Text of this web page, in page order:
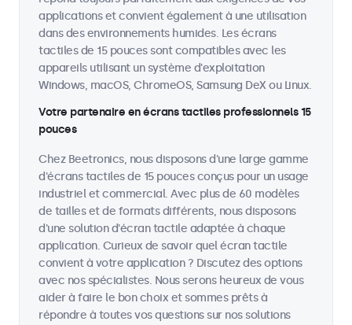
applications et convient également à une utilisation
dans des environnements humides. Les écrans
tactiles de 15 pouces sont compatibles avec les
appareils utilisant un système d'exploitation
Windows, macOS, ChromeOS, Samsung DeX ou Linux.
Votre partenaire en écrans tactiles professionnels 15
pouces
Chez Beetronics, nous disposons d'une large gamme
d'écrans tactiles de 15 pouces conçus pour un usage
industriel et commercial. Avec plus de 60 modèles
de tailles et de formats différents, nous disposons
d'une solution d'écran tactile adaptée à chaque
application. Curieux de savoir quel écran tactile
convient à votre application ? Discutez des options
avec nos spécialistes. Nous serons heureux de vous
aider à faire le bon choix et sommes prêts à
répondre à toutes vos questions sur nos solutions